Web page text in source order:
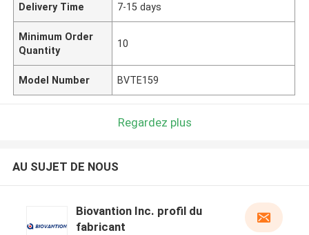
Delivery Time 7-15 days
Minimum Order
Quantity
10
Model Number BVTE159
Regardez plus
AU SUJET DE NOUS
Biovantion Inc. profil du
fabricant